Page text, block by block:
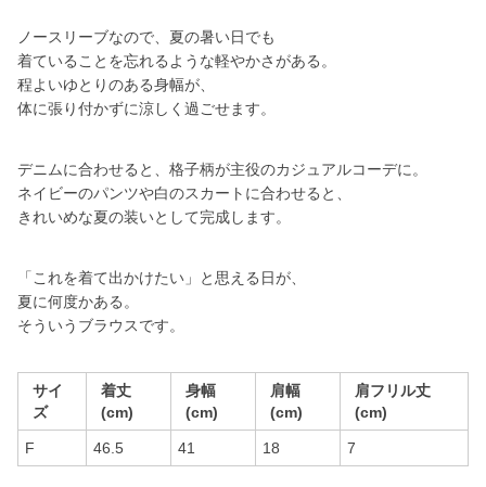
ノースリーブなので、夏の暑い日でも
着ていることを忘れるような軽やかさがある。
程よいゆとりのある身幅が、
体に張り付かずに涼しく過ごせます。
デニムに合わせると、格子柄が主役のカジュアルコーデに。
ネイビーのパンツや白のスカートに合わせると、
きれいめな夏の装いとして完成します。
「これを着て出かけたい」と思える日が、
夏に何度かある。
そういうブラウスです。
サイ
ズ
着丈
(cm)
身幅
(cm)
肩幅
(cm)
肩フリル丈
(cm)
F 46.5 41 18 7